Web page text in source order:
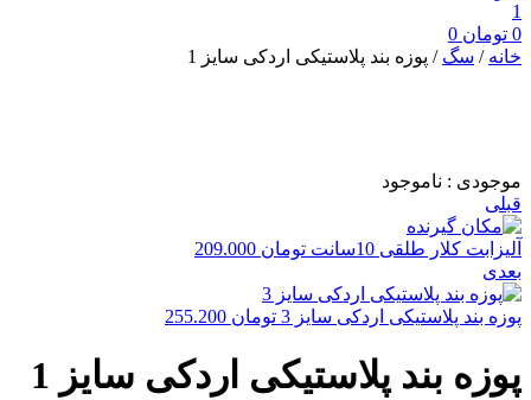
1
0 تومان
خانه / سگ / پوزه بند پلاستیکی اردکی سایز 1
موجودی : ناموجود
قبلی
آلیزابت کلار طلقی 10سانت تومان
بعدی
پوزه بند پلاستیکی اردکی سایز 3 تومان
پوزه بند پلاستیکی اردکی سایز 1